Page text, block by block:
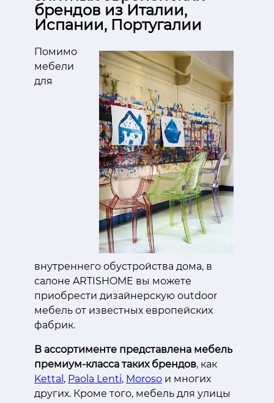
брендов из Италии,
Испании, Португалии
Помимо
мебели
для
внутреннего обустройства дома, в
салоне ARTISHOME вы можете
приобрести дизайнерскую outdoor
мебель от известных европейских
фабрик.
В ассортименте представлена мебель
премиум-класса таких брендов, как
Kettal , Paola Lenti, Moroso и многих
других. Кроме того, мебель для улицы